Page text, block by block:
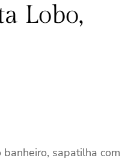
Lobo,
sapatilha com